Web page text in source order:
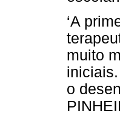
‘A
muito
o